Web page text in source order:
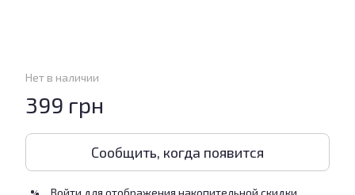
Нет в наличии
399 грн
Сообщить, когда появится
% Войти для отображения накопительной скидки